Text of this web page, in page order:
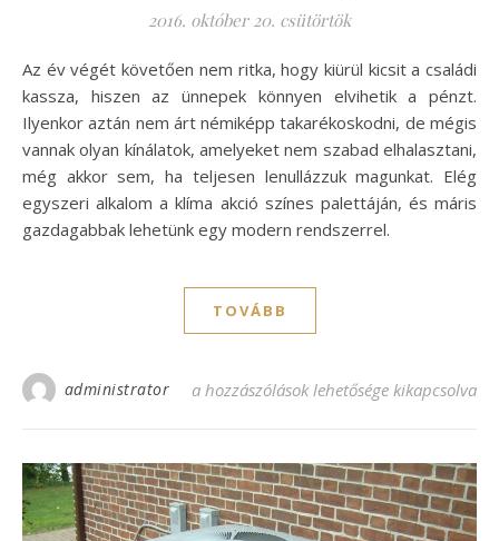
2016. október 20. csütörtök
Az év végét követően nem ritka, hogy kiürül kicsit a családi
kassza, hiszen az ünnepek könnyen elvihetik a pénzt.
Ilyenkor aztán nem árt némiképp takarékoskodni, de mégis
vannak olyan kínálatok, amelyeket nem szabad elhalasztani,
még akkor sem, ha teljesen lenullázzuk magunkat. Elég
egyszeri alkalom a klíma akció színes palettáján, és máris
gazdagabbak lehetünk egy modern rendszerrel.
TOVÁBB
administrator Ragadjuk meg a klíma akció lehetőségét!
a hozzászólások lehetősége kikapcsolva